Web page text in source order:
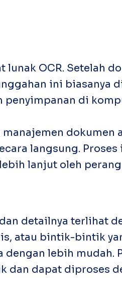
OCR. Setelah
ini biasanya
penyimpanan di
dokumen
langsung.
lanjut oleh
detailnya terlihat
atau bintik-bintik
lebih mudah.
dan dapat diproses